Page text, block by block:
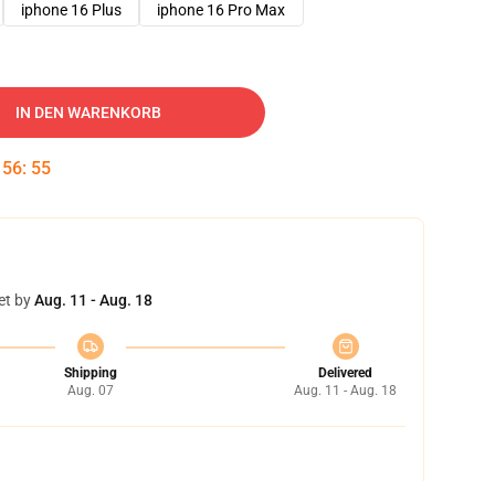
iphone 16 Plus iphone 16 Pro Max
IN DEN WARENKORB
56: 54
byAug. 11 - Aug. 18
Shipping
Aug. 07
Delivered
Aug. 11 - Aug. 18